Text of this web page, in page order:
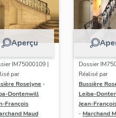
Aperçu
IM75000109 |
par
Roselyne -
Dontenwill
François
Maud
Dossier
Réalisé par
Bussière
Leiba-
Jean-
- Marchand